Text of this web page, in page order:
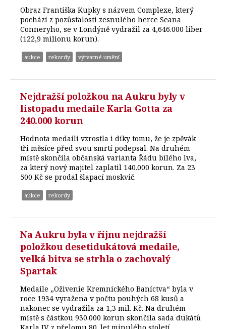
Obraz Františka Kupky s názvem Complexe, který
pochází z pozůstalosti zesnulého herce Seana
Conneryho, se v Londýně vydražil za 4,646.000 liber
(122,9 milionu korun).
aukce rekordy výtvarné umění
Nejdražší položkou na Aukru byly v
listopadu medaile Karla Gotta za
240.000 korun
Hodnota medailí vzrostla i díky tomu, že je zpěvák
tři měsíce před svou smrtí podepsal. Na druhém
místě skončila občanská varianta Řádu bílého lva,
za který nový majitel zaplatil 140.000 korun. Za 23
500 Kč se prodal šlapací moskvič.
aukce rekordy
Na Aukru byla v říjnu nejdražší
položkou desetidukátová medaile,
velká bitva se strhla o zachovalý
Spartak
Medaile „Oživenie Kremnického Baníctva“ byla v
roce 1934 vyražena v počtu pouhých 68 kusů a
nakonec se vydražila za 1,3 mil. Kč. Na druhém
místě s částkou 930.000 korun skončila sada dukátů